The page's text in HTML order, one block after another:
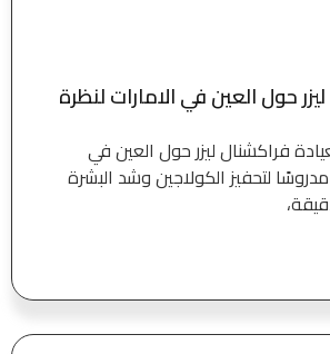
حول العين في الامارات لنظرة
فراكشنال ليزر حول العين في
مدروسًا لتحفيز الكولاجين وشد البشرة